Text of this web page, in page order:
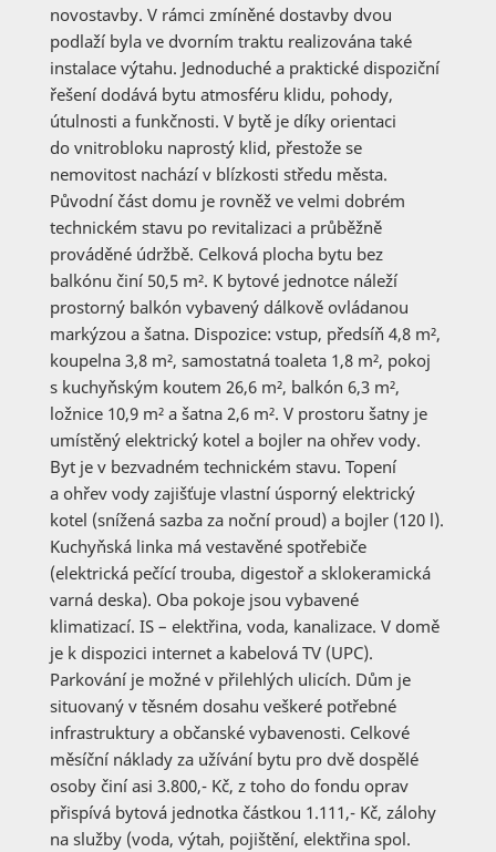
novostavby. V rámci zmíněné dostavby dvou
podlaží byla ve dvorním traktu realizována také
instalace výtahu. Jednoduché a praktické dispoziční
řešení dodává bytu atmosféru klidu, pohody,
útulnosti a funkčnosti. V bytě je díky orientaci
do vnitrobloku naprostý klid, přestože se
nemovitost nachází v blízkosti středu města.
Původní část domu je rovněž ve velmi dobrém
technickém stavu po revitalizaci a průběžně
prováděné údržbě. Celková plocha bytu bez
balkónu činí 50,5 m². K bytové jednotce náleží
prostorný balkón vybavený dálkově ovládanou
markýzou a šatna. Dispozice: vstup, předsíň 4,8 m²,
koupelna 3,8 m², samostatná toaleta 1,8 m², pokoj
s kuchyňským koutem 26,6 m², balkón 6,3 m²,
ložnice 10,9 m² a šatna 2,6 m². V prostoru šatny je
umístěný elektrický kotel a bojler na ohřev vody.
Byt je v bezvadném technickém stavu. Topení
a ohřev vody zajišťuje vlastní úsporný elektrický
kotel (snížená sazba za noční proud) a bojler (120 l).
Kuchyňská linka má vestavěné spotřebiče
(elektrická pečící trouba, digestoř a sklokeramická
varná deska). Oba pokoje jsou vybavené
klimatizací. IS – elektřina, voda, kanalizace. V domě
je k dispozici internet a kabelová TV (UPC).
Parkování je možné v přilehlých ulicích. Dům je
situovaný v těsném dosahu veškeré potřebné
infrastruktury a občanské vybavenosti. Celkové
měsíční náklady za užívání bytu pro dvě dospělé
osoby činí asi 3.800,- Kč, z toho do fondu oprav
přispívá bytová jednotka částkou 1.111,- Kč, zálohy
na služby (voda, výtah, pojištění, elektřina spol.